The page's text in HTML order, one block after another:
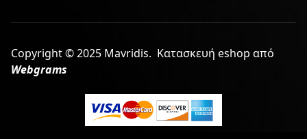
Copyright © 2025 Mavridis. Κατασκευή eshop από
Webgrams